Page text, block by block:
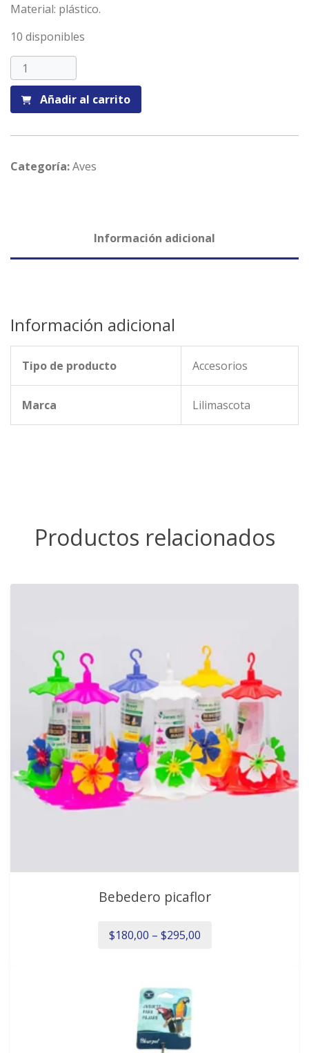
Material: plástico.
10 disponibles
Huevo
de
seña
por
Añadir al carrito
Categoría:Aves
Información adicional
Información adicional
Tipo de producto Accesorios
Marca Lilimascota
Productos relacionados
Bebedero picaflor
$180,00 – $295,00
producto
tiene
múltiples
variantes.